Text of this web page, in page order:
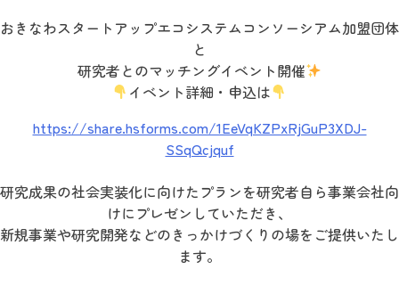
おきなわスタートアップエコシステムコンソーシアム加盟団体
と
研究者とのマッチングイベント開催
イベント詳細・申込は
https://share.hsforms.com/1EeVqKZPxRjGuP3XDJ-
SSqQcjquf
研究成果の社会実装化に向けたプランを研究者自ら事業会社向
けにプレゼンしていただき、
新規事業や研究開発などのきっかけづくりの場をご提供いたし
ます。